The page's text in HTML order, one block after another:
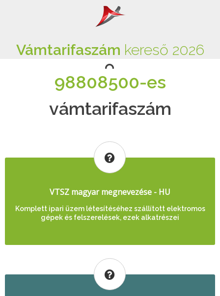
Vámtarifaszám kereső 2026
98808500-es
vámtarifaszám
VTSZ magyar megnevezése - HU
Komplett ipari üzem létesítéséhez szállított elektromos
gépek és felszerelések, ezek alkatrészei